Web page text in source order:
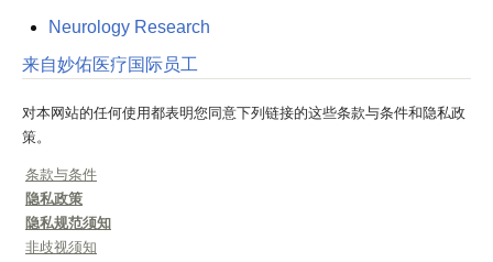
Neurology Research
来自妙佑医疗国际员工
对本网站的任何使用都表明您同意下列链接的这些条款与条件和隐私政
策。
条款与条件
隐私政策
隐私规范须知
非歧视须知